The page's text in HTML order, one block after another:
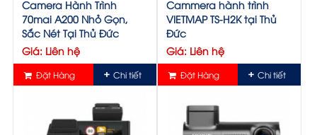
Camera Hành Trình
70mai A200 Nhỏ Gọn,
Sắc Nét Tại Thủ Đức
Giá: Liên hệ
Đặt Hàng Chi tiết
Cammera hành trình
VIETMAP TS-H2K tại Thủ
Đức
Giá: Liên hệ
Đặt Hàng Chi tiết